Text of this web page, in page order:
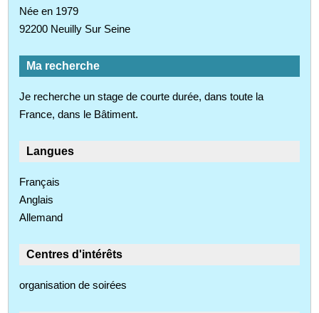
Née en 1979
92200 Neuilly Sur Seine
Ma recherche
Je recherche un stage de courte durée, dans toute la
France, dans le Bâtiment.
Langues
Français
Anglais
Allemand
Centres d'intérêts
organisation de soirées